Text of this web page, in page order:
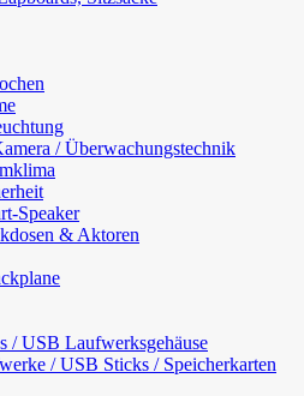
/ Überwachungstechnik
Speaker
& Aktoren
/ USB Laufwerksgehäuse
/ USB Sticks / Speicherkarten